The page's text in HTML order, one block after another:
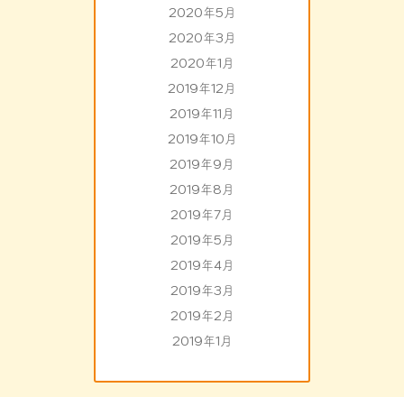
2020年5月
2020年3月
2020年1月
2019年12月
2019年11月
2019年10月
2019年9月
2019年8月
2019年7月
2019年5月
2019年4月
2019年3月
2019年2月
2019年1月